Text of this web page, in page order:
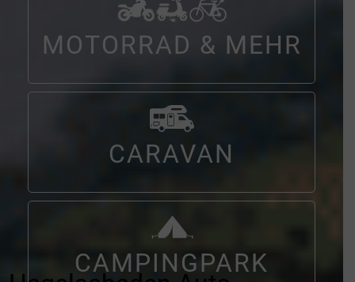
MOTORRAD & MEHR
CARAVAN
CAMPINGPARK